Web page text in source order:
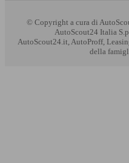
© Copyright a cura di
AutoScout24 Italia
AutoScout24.it, AutoProff,
della